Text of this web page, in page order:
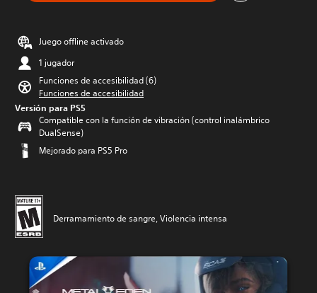
Juego offline activado
1 jugador
Funciones de accesibilidad (6)
Funciones de accesibilidad
Versión para PS5
Compatible con la función de vibración (control inalámbrico
DualSense)
Mejorado para PS5 Pro
Derramamiento de sangre, Violencia intensa